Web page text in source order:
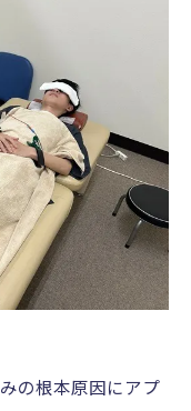
サポート
り組み
根本原因へのア
治療計画
施術
整の根本原因にアプ